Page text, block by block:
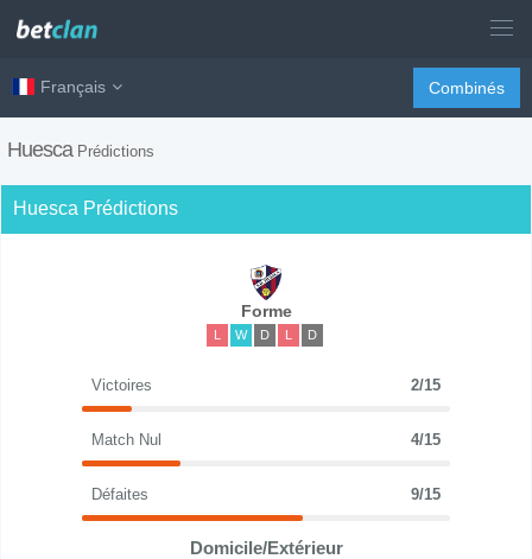
Français Combinés
Huesca Prédictions
Huesca Prédictions
Forme
L W D L D
Victoires 2/15
Match Nul 4/15
Défaites 9/15
Domicile/Extérieur